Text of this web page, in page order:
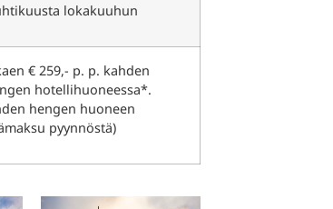
lokakuuhun
€ 259,- p. p. kahden
hotellihuoneessa*.
hengen huoneen
pyynnöstä)